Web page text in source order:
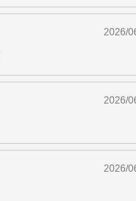
2026/
2026/
2026/